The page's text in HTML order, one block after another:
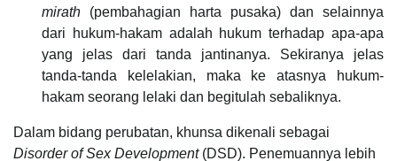
mirath (pembahagian harta pusaka) dan selainnya
dari hukum-hakam adalah hukum terhadap apa-apa
yang jelas dari tanda jantinanya. Sekiranya jelas
tanda-tanda kelelakian, maka ke atasnya hukum-
hakam seorang lelaki dan begitulah sebaliknya.
Dalam bidang perubatan, khunsa dikenali sebagai
Disorder of Sex Development(DSD). Penemuannya lebih